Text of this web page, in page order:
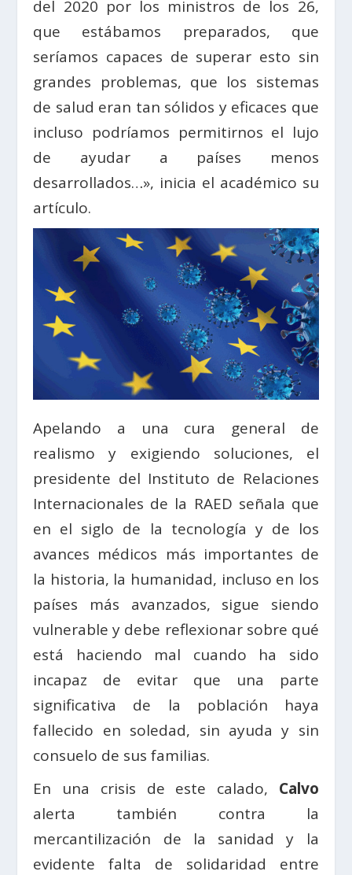
del 2020 por los ministros de los 26,
que estábamos preparados, que
seríamos capaces de superar esto sin
grandes problemas, que los sistemas
de salud eran tan sólidos y eficaces que
incluso podríamos permitirnos el lujo
de ayudar a países menos
desarrollados…», inicia el académico su
artículo.
Apelando a una cura general de
realismo y exigiendo soluciones, el
presidente del Instituto de Relaciones
Internacionales de la RAED señala que
en el siglo de la tecnología y de los
avances médicos más importantes de
la historia, la humanidad, incluso en los
países más avanzados, sigue siendo
vulnerable y debe reflexionar sobre qué
está haciendo mal cuando ha sido
incapaz de evitar que una parte
significativa de la población haya
fallecido en soledad, sin ayuda y sin
consuelo de sus familias.
En una crisis de este calado, Calvo
alerta también contra la
mercantilización de la sanidad y la
evidente falta de solidaridad entre